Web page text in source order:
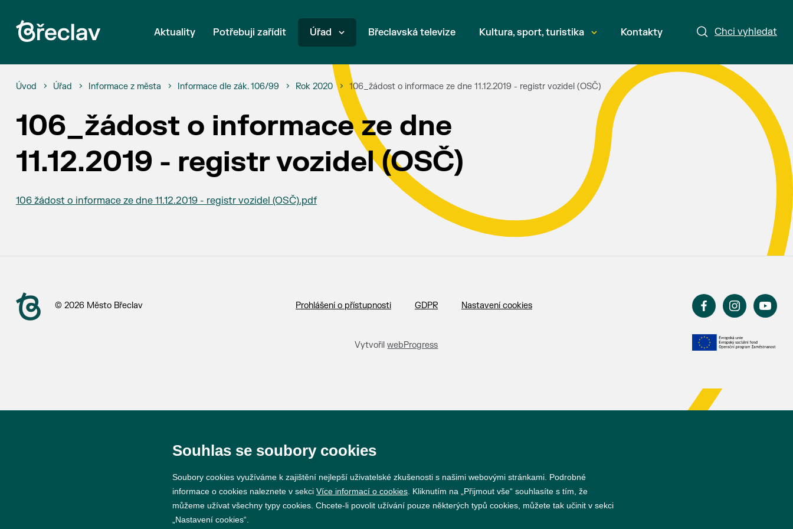
Chci vyhledat
Aktuality Potřebuji zařídit Úřad Břeclavská televize Kultura, sport, turistika Kontakty
Úvod Úřad Informace z města Informace dle zák. 106/99 Rok 2020 106_žádost o informace ze dne 11.12.2019 - registr vozidel (OSČ)
106_žádost o informace ze dne
11.12.2019 - registr vozidel (OSČ)
106 žádost o informace ze dne 11.12.2019 - registr vozidel (OSČ).pdf
© 2026 Město Břeclav Prohlášení o přístupnosti GDPR Nastavení cookies
VytvořilwebProgress
Souhlas se soubory cookies
Soubory cookies využíváme k zajištění nejlepší uživatelské zkušenosti s našimi webovými stránkami. Podrobné
informace o cookies naleznete v sekci Více informací o cookies . Kliknutím na „Přijmout vše“ souhlasíte s tím, že
můžeme užívat všechny typy cookies. Chcete-li povolit užívání pouze některých typů cookies, můžete tak učinit v sekci
„Nastavení cookies“.